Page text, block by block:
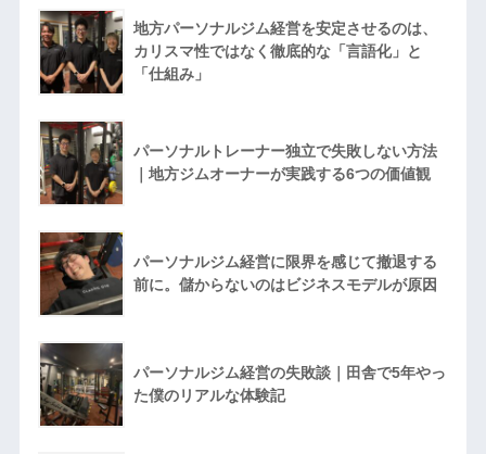
地方パーソナルジム経営を安定させるのは、
カリスマ性ではなく徹底的な「言語化」と
「仕組み」
パーソナルトレーナー独立で失敗しない方法
｜地方ジムオーナーが実践する6つの価値観
パーソナルジム経営に限界を感じて撤退する
前に。儲からないのはビジネスモデルが原因
パーソナルジム経営の失敗談｜田舎で5年やっ
た僕のリアルな体験記